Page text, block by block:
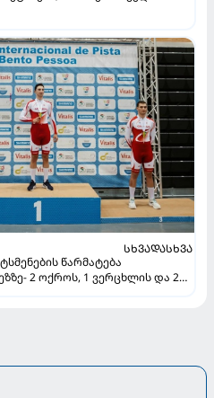
ᲡᲮᲕᲐᲓᲐᲡᲮᲕᲐ
წარმატება
2 ოქროს, 1 ვერცხლის და 2